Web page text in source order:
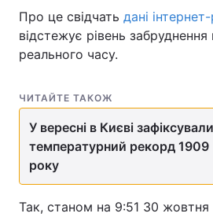
Про це свідчать дані
відстежує рівень
реального часу.
ЧИТАЙТЕ ТАКОЖ
У вересні в Києві зафіксували
температурний рекорд 1909
року
Так, станом на 9:51 30 жовтня